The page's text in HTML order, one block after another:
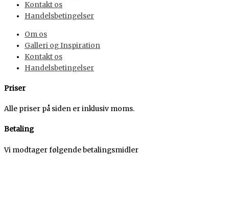
Kontakt os
Handelsbetingelser
Om os
Galleri og Inspiration
Kontakt os
Handelsbetingelser
Priser
Alle priser på siden er inklusiv moms.
Betaling
Vi modtager følgende betalingsmidler